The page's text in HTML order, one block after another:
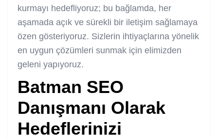
kurmayı hedefliyoruz; bu bağlamda, her
aşamada açık ve sürekli bir iletişim sağlamaya
özen gösteriyoruz. Sizlerin ihtiyaçlarına yönelik
en uygun çözümleri sunmak için elimizden
geleni yapıyoruz.
Batman SEO
Danışmanı Olarak
Hedeflerinizi